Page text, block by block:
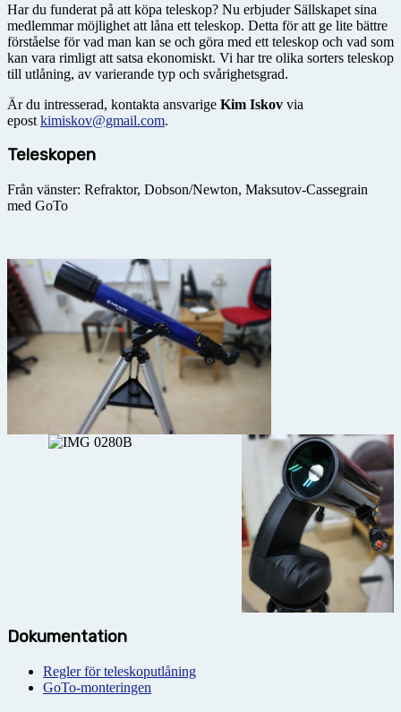
Har du funderat på att köpa teleskop? Nu erbjuder Sällskapet sina
medlemmar möjlighet att låna ett teleskop. Detta för att ge lite bättre
förståelse för vad man kan se och göra med ett teleskop och vad som
kan vara rimligt att satsa ekonomiskt. Vi har tre olika sorters teleskop
till utlåning, av varierande typ och svårighetsgrad.
Är du intresserad, kontakta ansvarige Kim Iskov via
epost kimiskov@gmail.com.
Teleskopen
Från vänster: Refraktor, Dobson/Newton, Maksutov-Cassegrain
med GoTo
Dokumentation
Regler för teleskoputlåning
GoTo-monteringen